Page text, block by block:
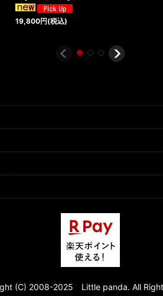
19,800円(税込)
(C) 2008-2025 Little panda. All